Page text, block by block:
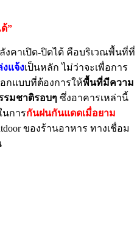
”
คาเปิด-ปิดได้ คือบริเวณพื้นที่ที่
แจ้งเป็นหลัก ไม่ว่าจะเพื่อการ
กแบบที่ต้องการให้พื้นที่มีความ
รมชาติรอบๆ ซึ่งอาคารเหล่านี้
นการกันฝนกันแดดเมื่อยาม
ของร้านอาหาร ทางเชื่อม